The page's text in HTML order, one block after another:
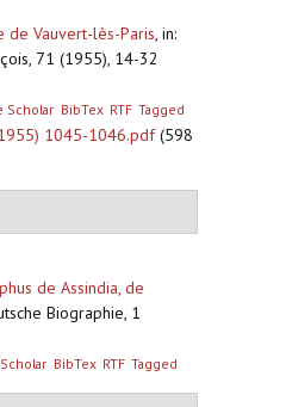
de Vauvert-lès-Paris, in:
71 (1955), 14-32
Scholar BibTex RTF Tagged
1045-1046.pdf(598
de Assindia, de
Biographie, 1
BibTex RTF Tagged